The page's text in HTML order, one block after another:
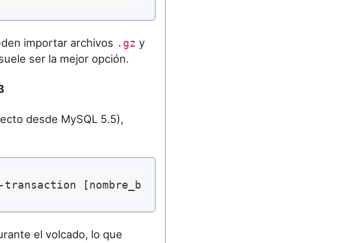
importar archivos .gz y
ser la mejor opción.
desde MySQL 5.5),
el volcado, lo que